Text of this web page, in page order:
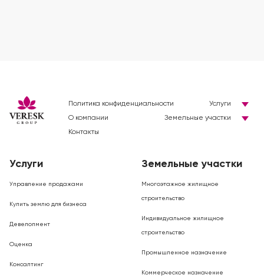
Услуги
Земельные участки
О компании
Контакты
Политика конфиденциальности
Услуги
Управление продажами
Купить землю для бизнеса
Девелопмент
Оценка
Консалтинг
Земельные участки
Многоэтажное жилищное
строительство
Индивидуальное жилищное
строительство
Промышленное назначение
Коммерческое назначение